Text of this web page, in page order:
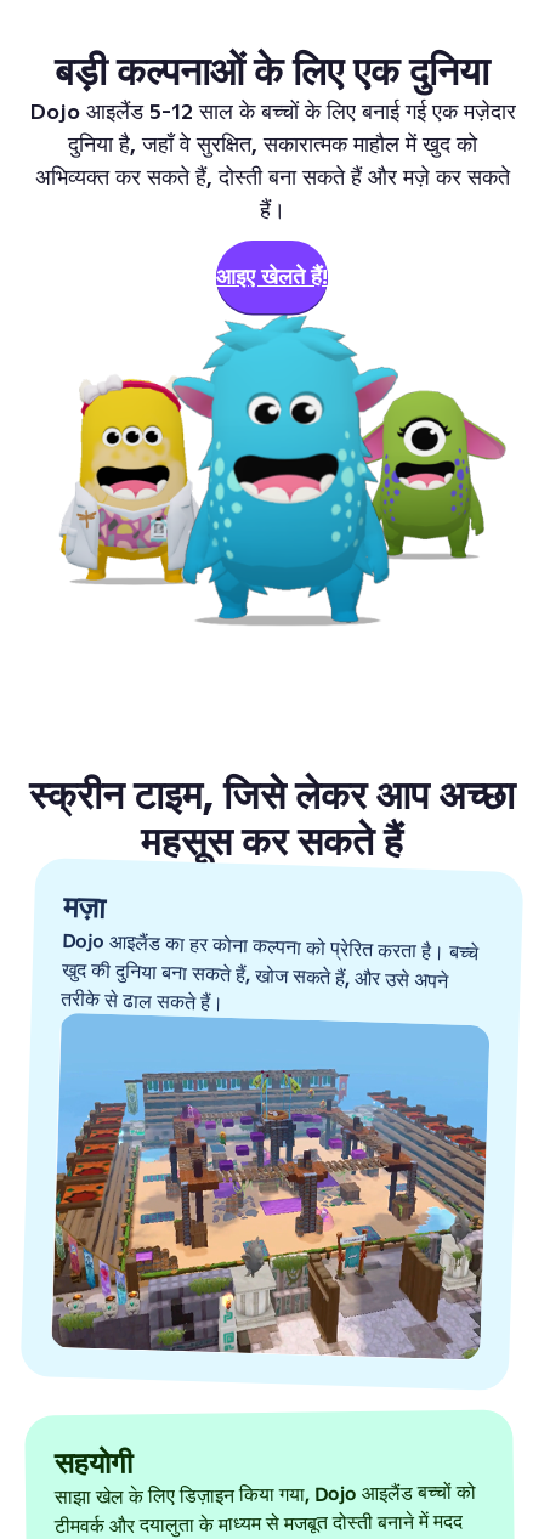
बड़ी कल्पनाओं के लिए एक दुनिया
Dojo आइलैंड 5-12 साल के बच्चों के लिए बनाई गई एक मज़ेदार
दुनिया है, जहाँ वे सुरक्षित, सकारात्मक माहौल में खुद को
अभिव्यक्त कर सकते हैं, दोस्ती बना सकते हैं और मज़े कर सकते
हैं।
आइए खेलते हैं!
स्क्रीन टाइम, जिसे लेकर आप अच्छा
महसूस कर सकते हैं
मज़ा
Dojo आइलैंड का हर कोना कल्पना को प्रेरित करता है। बच्चे
खुद की दुनिया बना सकते हैं, खोज सकते हैं, और उसे अपने
तरीके से ढाल सकते हैं।
सहयोगी
साझा खेल के लिए डिज़ाइन किया गया, Dojo आइलैंड बच्चों को
टीमवर्क और दयालुता के माध्यम से मजबूत दोस्ती बनाने में मदद